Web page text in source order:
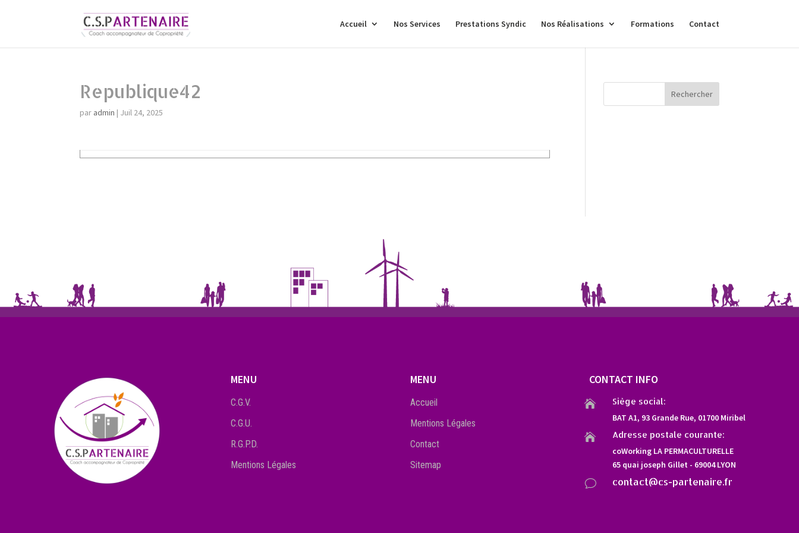
Accueil Nos Services Prestations Syndic Nos Réalisations Formations Contact
Republique42
par admin | Juil 24, 2025
MENU
C.G.V.
C.G.U.
R.G.P.D.
Mentions Légales
MENU
Accueil
Mentions Légales
Contact
Sitemap
CONTACT INFO
 Siège social:
BAT A1, 93 Grande Rue, 01700 Miribel
 Adresse postale courante:
coWorking LA PERMACULTURELLE
65 quai joseph Gillet - 69004 LYON
v contact@cs-partenaire.fr